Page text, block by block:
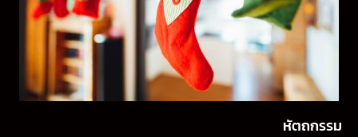
หัตถกรรม